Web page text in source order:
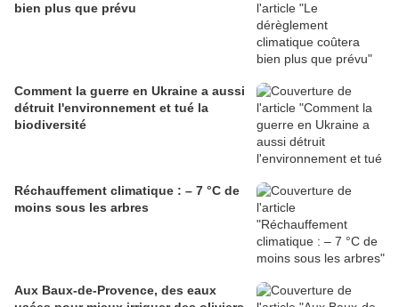
bien plus que prévu
Comment la guerre en Ukraine a aussi
détruit l'environnement et tué la
biodiversité
Réchauffement climatique : – 7 °C de
moins sous les arbres
Aux Baux-de-Provence, des eaux